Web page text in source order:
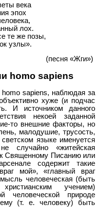
века
эпох
лох.
те же позы,
узлы».
(песня «Жги»)
homo sapiens
sapiens, наблюдая за
хуже (и подчас
И источником данного
некоей заданной
то внешние факторы, но
малодушие, трусость,
языке именуется
случайно «житейская
Священному Писанию или
содержит такие
мой», «главный враг
человеческая (быть
учением)
человеческой природе
(т. е. человеку) быть